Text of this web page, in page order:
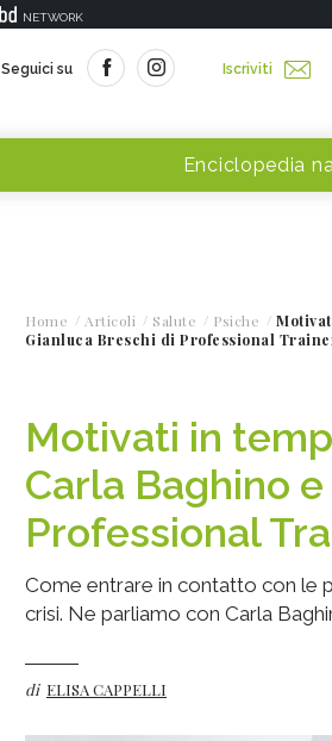
NETWORK
Seguici su Iscriviti
Enciclopedia
Home Articoli Salute Psiche
Gianluca Breschi di Professional
Motivati in
Carla Baghino
Professional
Come entrare in contatto con le
crisi. Ne parliamo con Carla
di ELISA CAPPELLI